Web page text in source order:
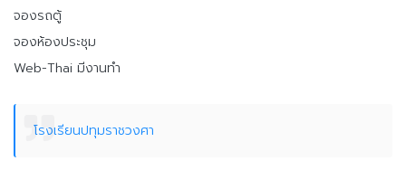
จองรถตู้
จองห้องประชุม
Web-Thai มีงานทำ
โรงเรียนปทุมราชวงศา